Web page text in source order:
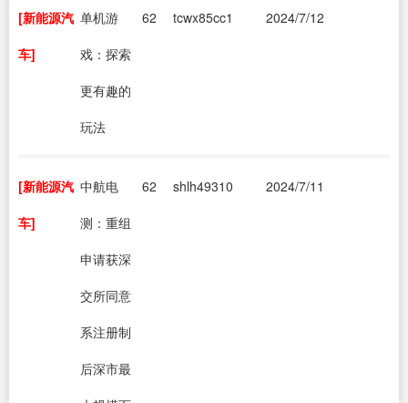
[新能源汽
车]
单机游
戏：探索
更有趣的
玩法
62 tcwx85cc1 2024/7/12
[新能源汽
车]
中航电
测：重组
申请获深
交所同意
系注册制
后深市最
62 shlh49310 2024/7/11